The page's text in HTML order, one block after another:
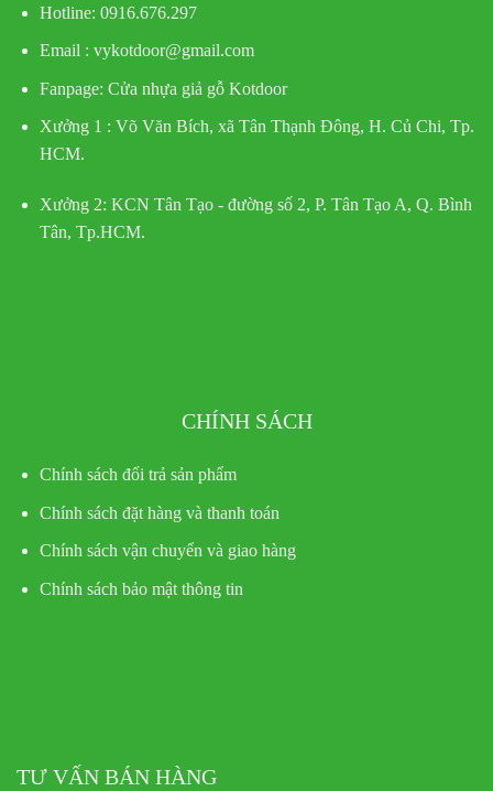
Hotline: 0916.676.297
Email : vykotdoor@gmail.com
Fanpage: Cửa nhựa giả gỗ Kotdoor
Xưởng 1 : Võ Văn Bích, xã Tân Thạnh Đông, H. Củ Chi, Tp.
HCM.
Xưởng 2: KCN Tân Tạo - đường số 2, P. Tân Tạo A, Q. Bình
Tân, Tp.HCM.
CHÍNH SÁCH
Chính sách đổi trả sản phẩm
Chính sách đặt hàng và thanh toán
Chính sách vận chuyển và giao hàng
Chính sách bảo mật thông tin
TƯ VẤN BÁN HÀNG